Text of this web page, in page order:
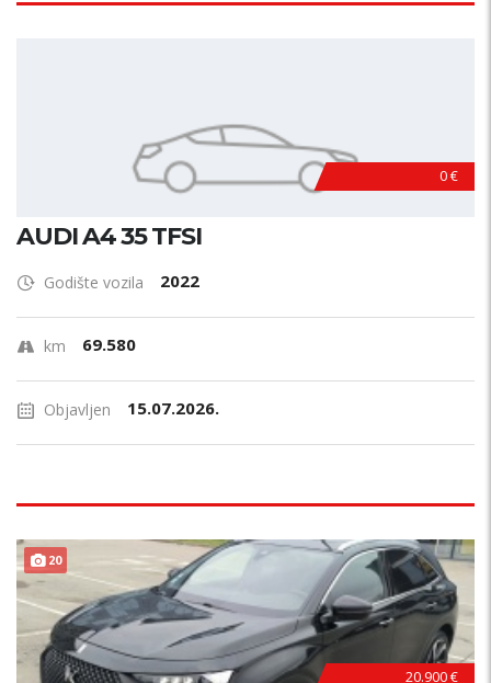
0 €
AUDI A4 35 TFSI
Godište vozila 2022
km 69.580
Objavljen 15.07.2026.
20
20.900 €